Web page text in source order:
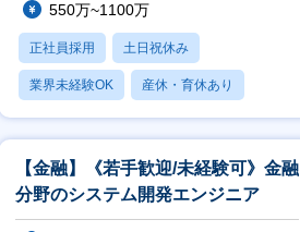
550万~1100万
正社員採用 土日祝休み
業界未経験OK 産休・育休あり
賞与あり
【金融】《若手歓迎/未経験可》金融
分野のシステム開発エンジニア